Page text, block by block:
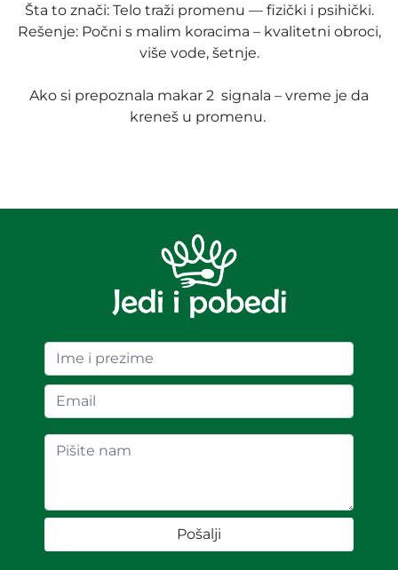
Šta to znači: Telo traži promenu — fizički i psihički.
Rešenje: Počni s malim koracima – kvalitetni obroci,
više vode, šetnje.
Ako si prepoznala makar 2 signala – vreme je da
kreneš u promenu.
Pošalji